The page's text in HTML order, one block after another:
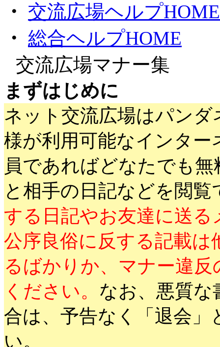
・ 交流広場ヘルプHOME
・ 総合ヘルプHOME
交流広場マナー集
まずはじめに
ネット交流広場はパン
様が利用可能なインタ
員であればどなたでも
と相手の日記などを閲
する日記やお友達に送
公序良俗に反する記載
るばかりか、マナー違
ください。 なお、悪質な
合は、予告なく「退会
い。